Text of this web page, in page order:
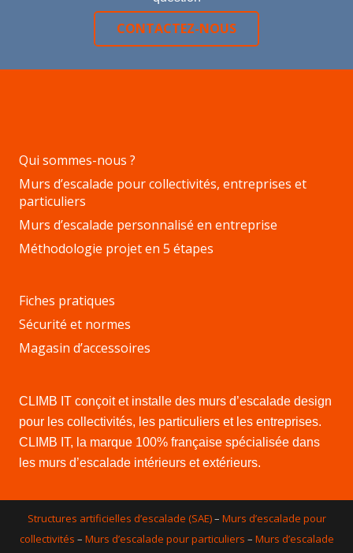
CONTACTEZ-NOUS
Qui sommes-nous ?
Murs d’escalade pour collectivités, entreprises et
particuliers
Murs d’escalade personnalisé en entreprise
Méthodologie projet en 5 étapes
Fiches pratiques
Sécurité et normes
Magasin d’accessoires
CLIMB IT conçoit et installe des murs d’escalade design
pour les collectivités, les particuliers et les entreprises.
CLIMB IT, la marque 100% française spécialisée dans
les murs d’escalade intérieurs et extérieurs.
Structures artificielles d’escalade (SAE)– Murs d’escalade pour
collectivités – Murs d’escalade pour particuliers – Murs d’escalade